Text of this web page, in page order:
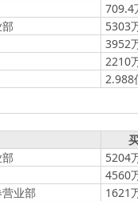
709.4
5303
3952
2210
2.988
5204
4560
业部
1621